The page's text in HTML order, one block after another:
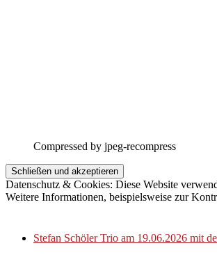
Compressed by jpeg-recompress
Datenschutz & Cookies: Diese Website
Weitere Informationen, beispielsweise zur
Stefan Schöler Trio am 19.06.2026 mit